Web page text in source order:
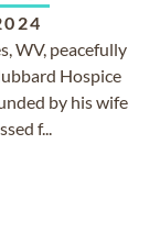
WV, peacefully
Hospice
by his wife
f...